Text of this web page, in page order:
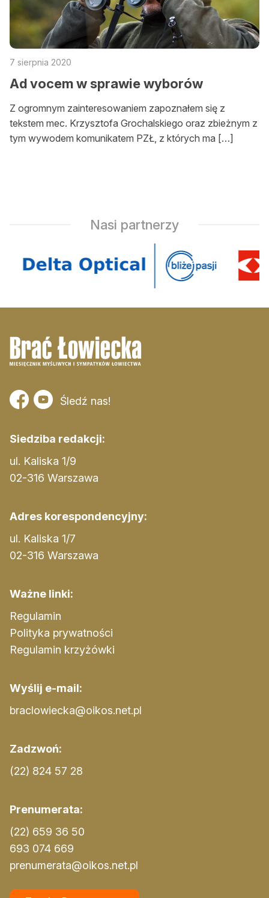
7 sierpnia 2020
Ad vocem w sprawie wyborów
Z ogromnym zainteresowaniem zapoznałem się z
tekstem mec. Krzysztofa Grochalskiego oraz zbieżnym z
tym wywodem komunikatem PZŁ, z których ma […]
Nasi partnerzy
Śledź nas!
Siedziba redakcji:
ul. Kaliska 1/9
02-316 Warszawa
Adres korespondencyjny:
ul. Kaliska 1/7
02-316 Warszawa
Ważne linki:
Regulamin
Polityka prywatności
Regulamin krzyżówki
Wyślij e-mail:
braclowiecka@oikos.net.pl
Zadzwoń:
(22) 824 57 28
Prenumerata:
(22) 659 36 50
693 074 669
prenumerata@oikos.net.pl